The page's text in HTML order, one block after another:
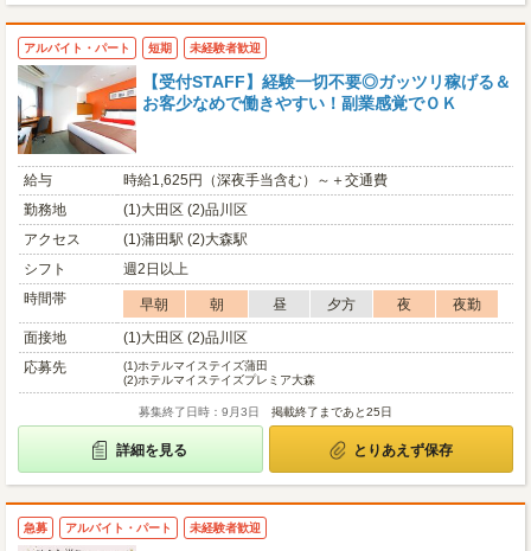
アルバイト・パート 短期 未経験者歓迎
【受付STAFF】経験一切不要◎ガッツリ稼げる＆
お客少なめで働きやすい！副業感覚でＯＫ
給与
時給1,625円（深夜手当含む）～＋交通費
勤務地
(1)大田区 (2)品川区
アクセス
(1)蒲田駅 (2)大森駅
シフト
週2日以上
時間帯
早朝 朝 昼 夕方 夜
夜勤
面接地
(1)大田区 (2)品川区
応募先
(1)ホテルマイステイズ蒲田
(2)ホテルマイステイズプレミア大森
募集終了日時：9月3日 掲載終了まであと25日
詳細を見る とりあえず保存
急募 アルバイト・パート 未経験者歓迎